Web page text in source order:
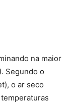
na maior
Segundo o
o ar seco